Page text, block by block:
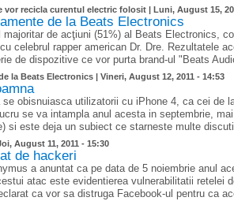
vor recicla curentul electric folosit | Luni, August 15,
de la Beats Electronics
majoritar de acţiuni (51%) al Beats Electronics,
celebrul rapper american Dr. Dre. Rezultatele
de dispozitive ce vor purta brand-ul "Beats
la Beats Electronics | Vineri, August 12, 2011 - 14:53
obisnuiasca utilizatorii cu iPhone 4, ca cei de
se va intampla anul acesta in septembrie,
si este deja un subiect ce starneste multe
August 11, 2011 - 15:30
de hackeri
a anuntat ca pe data de 5 noiembrie anul
atac este evidentierea vulnerabilitatii retelei
ca vor sa distruga Facebook-ul pentru ca